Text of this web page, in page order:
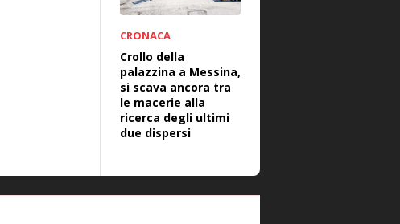
CRONACA
Crollo della
palazzina a Messina,
si scava ancora tra
le macerie alla
ricerca degli ultimi
due dispersi